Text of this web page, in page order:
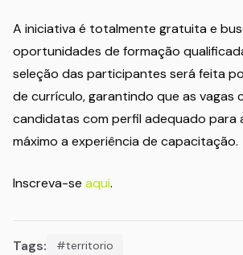
A iniciativa é totalmente gratuita e
oportunidades de formação
seleção das participantes será feita
de currículo, garantindo que as vagas
candidatas com perfil adequado para
máximo a experiência de capacitação.
Inscreva-se aqui.
Tags: #territorio